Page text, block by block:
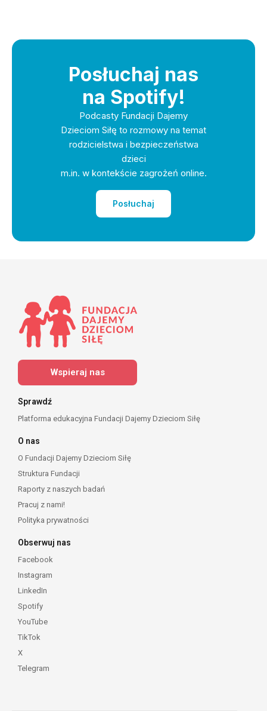
Posłuchaj nas
na Spotify!
Podcasty Fundacji Dajemy
Dzieciom Siłę to rozmowy na temat
rodzicielstwa i bezpieczeństwa
dzieci
m.in. w kontekście zagrożeń online.
Posłuchaj
Wspieraj nas
Sprawdź
Platforma edukacyjna Fundacji Dajemy Dzieciom Siłę
O nas
O Fundacji Dajemy Dzieciom Siłę
Struktura Fundacji
Raporty z naszych badań
Pracuj z nami!
Polityka prywatności
Obserwuj nas
Facebook
Instagram
LinkedIn
Spotify
YouTube
TikTok
X
Telegram